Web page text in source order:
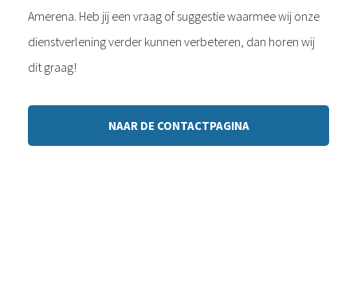
Amerena. Heb jij een vraag of suggestie waarmee wij onze
dienstverlening verder kunnen verbeteren, dan horen wij
dit graag!
NAAR DE CONTACTPAGINA